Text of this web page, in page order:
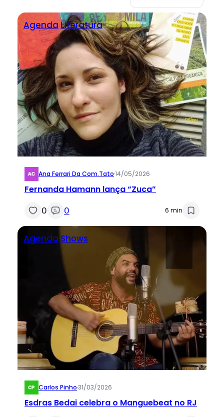
Agenda Literatura
Ana Ferrari Da Com.tato·14/05/2026
Fernanda Hamann lança “Zuca”
0 0 6 min
Agenda Shows
Carlos Pinho·31/03/2026
Esdras Bedai celebra o Manguebeat no RJ